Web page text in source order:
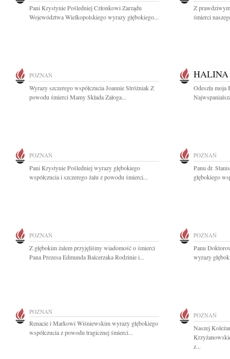
Pani Krystynie Pośledniej Członkowi Zarządu
Województwa Wielkopolskiego wyrazy głębokiego...
Z
śmierci
POZNAŃ
Wyrazy szczerego współczucia Joannie Stróżniak Z
powodu śmierci Mamy Składa Załoga...
Odeszła
POZNAŃ
Pani Krystynie Pośledniej wyrazy głębokiego
współczucia i szczerego żalu z powodu śmierci...
POZNAŃ
Panu dr.
głębokiego
POZNAŃ
Z głębokim żalem przyjęliśmy wiadomość o śmierci
Pana Prezesa Edmunda Balcerzaka Rodzinie i...
POZNAŃ
Panu
wyrazy
POZNAŃ
Renacie i Markowi Wiśniewskim wyrazy głębokiego
współczucia z powodu tragicznej śmierci...
POZNAŃ
Naszej
z...